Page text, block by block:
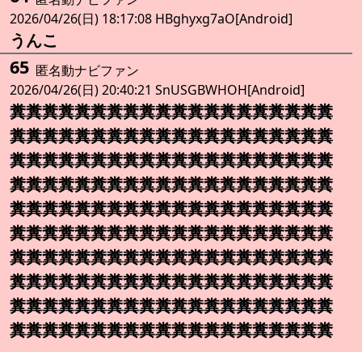
2026/04/26(日) 18:17:08 HBghyxg7aO[Android]
うんこ
65 匿名動ナビファン
2026/04/26(日) 20:40:21 SnUSGBWHOH[Android]
糞糞糞糞糞糞糞糞糞糞糞糞糞糞糞糞糞糞糞糞
糞糞糞糞糞糞糞糞糞糞糞糞糞糞糞糞糞糞糞糞
糞糞糞糞糞糞糞糞糞糞糞糞糞糞糞糞糞糞糞糞
糞糞糞糞糞糞糞糞糞糞糞糞糞糞糞糞糞糞糞糞
糞糞糞糞糞糞糞糞糞糞糞糞糞糞糞糞糞糞糞糞
糞糞糞糞糞糞糞糞糞糞糞糞糞糞糞糞糞糞糞糞
糞糞糞糞糞糞糞糞糞糞糞糞糞糞糞糞糞糞糞糞
糞糞糞糞糞糞糞糞糞糞糞糞糞糞糞糞糞糞糞糞
糞糞糞糞糞糞糞糞糞糞糞糞糞糞糞糞糞糞糞糞
糞糞糞糞糞糞糞糞糞糞糞糞糞糞糞糞糞糞糞糞